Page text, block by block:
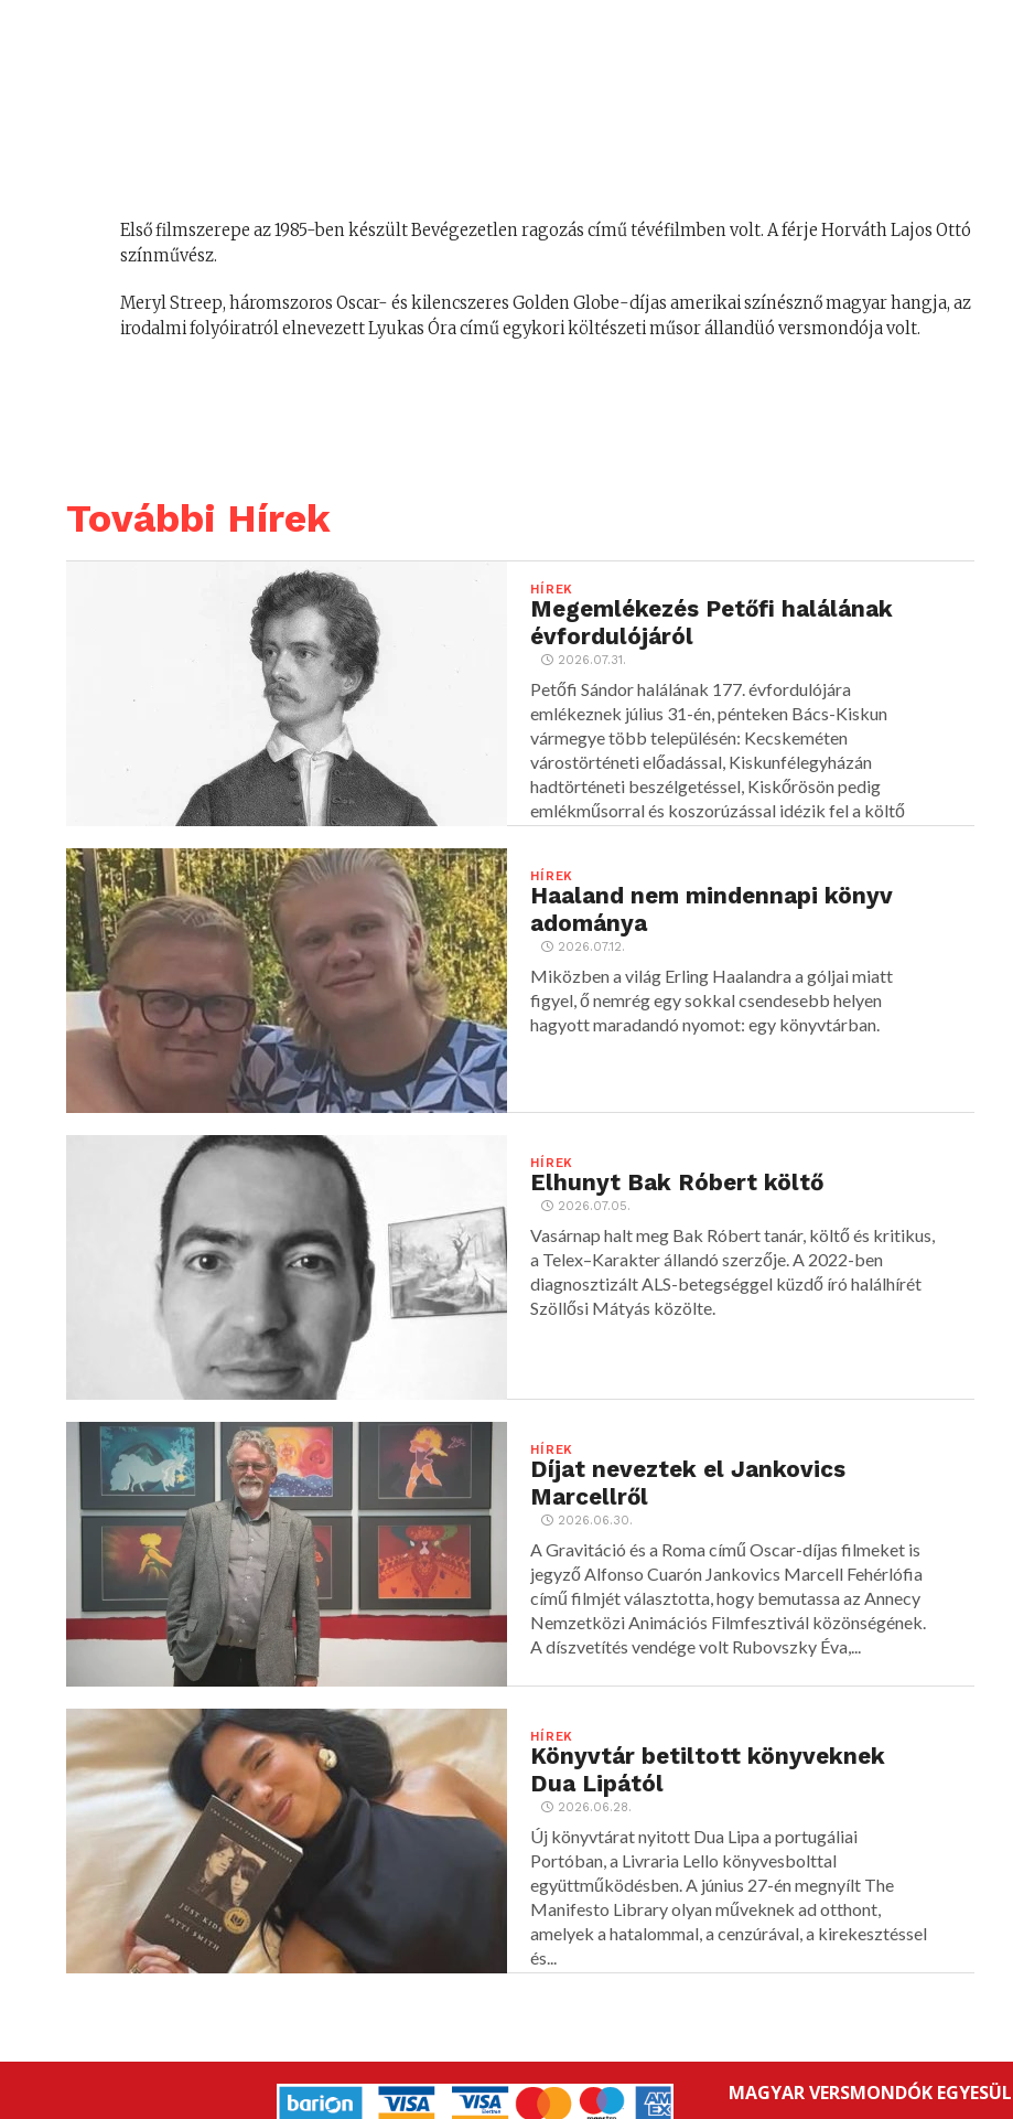
Első filmszerepe az 1985-ben készült Bevégezetlen ragozás című tévéfilmben volt. A férje Horváth Lajos Ottó
színművész.
Meryl Streep, háromszoros Oscar- és kilencszeres Golden Globe-díjas amerikai színésznő magyar hangja, az
irodalmi folyóiratról elnevezett Lyukas Óra című egykori költészeti műsor állandüó versmondója volt.
További Hírek
HÍREK
Megemlékezés Petőfi halálának
évfordulójáról
2026.07.31.
Petőfi Sándor halálának 177. évfordulójára
emlékeznek július 31-én, pénteken Bács-Kiskun
vármegye több településén: Kecskeméten
várostörténeti előadással, Kiskunfélegyházán
hadtörténeti beszélgetéssel, Kiskőrösön pedig
emlékműsorral és koszorúzással idézik fel a költő
HÍREK
Haaland nem mindennapi könyv
adománya
2026.07.12.
Miközben a világ Erling Haalandra a góljai miatt
figyel, ő nemrég egy sokkal csendesebb helyen
hagyott maradandó nyomot: egy könyvtárban.
HÍREK
Elhunyt Bak Róbert költő
2026.07.05.
Vasárnap halt meg Bak Róbert tanár, költő és kritikus,
a Telex–Karakter állandó szerzője. A 2022-ben
diagnosztizált ALS-betegséggel küzdő író halálhírét
Szöllősi Mátyás közölte.
HÍREK
Díjat neveztek el Jankovics
Marcellről
2026.06.30.
A Gravitáció és a Roma című Oscar-díjas filmeket is
jegyző Alfonso Cuarón Jankovics Marcell Fehérlófia
című filmjét választotta, hogy bemutassa az Annecy
Nemzetközi Animációs Filmfesztivál közönségének.
A díszvetítés vendége volt Rubovszky Éva,...
HÍREK
Könyvtár betiltott könyveknek
Dua Lipától
2026.06.28.
Új könyvtárat nyitott Dua Lipa a portugáliai
Portóban, a Livraria Lello könyvesbolttal
együttműködésben. A június 27-én megnyílt The
Manifesto Library olyan műveknek ad otthont,
amelyek a hatalommal, a cenzúrával, a kirekesztéssel
és...
MAGYAR VERSMONDÓK